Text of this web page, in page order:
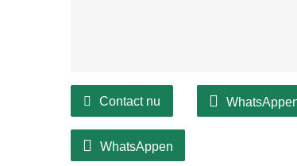
Contact nu
WhatsAppen